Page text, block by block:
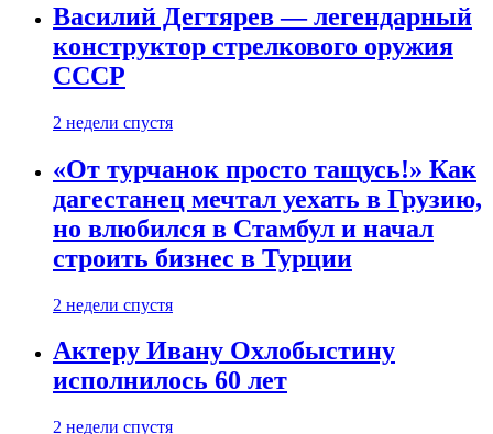
Василий Дегтярев — легендарный
конструктор стрелкового оружия
СССР
2 недели спустя
«От турчанок просто тащусь!» Как
дагестанец мечтал уехать в Грузию,
но влюбился в Стамбул и начал
строить бизнес в Турции
2 недели спустя
Актеру Ивану Охлобыстину
исполнилось 60 лет
2 недели спустя